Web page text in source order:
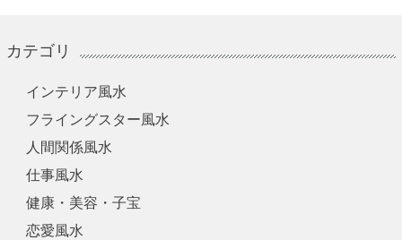
カテゴリ
インテリア風水
フライングスター風水
人間関係風水
仕事風水
健康・美容・子宝
恋愛風水